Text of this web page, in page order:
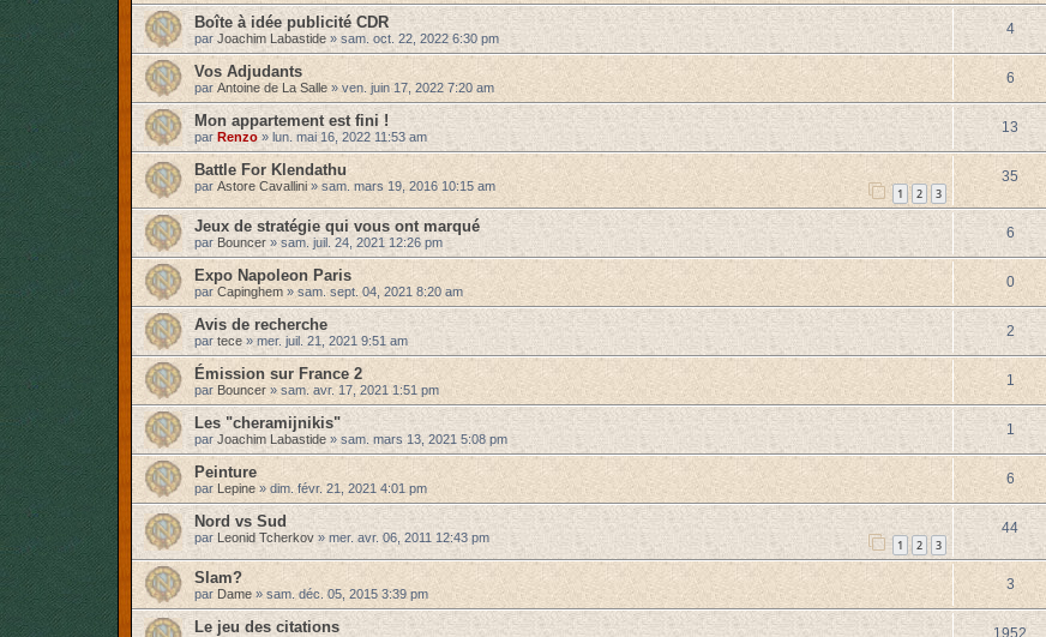
Boîte à idée publicité CDR
par Joachim Labastide » sam. oct. 22, 2022 6:30 pm
4
Vos Adjudants
par Antoine de La Salle» ven. juin 17, 2022 7:20 am
6
Mon appartement est fini !
par Renzo » lun. mai 16, 2022 11:53 am
13
Battle For Klendathu
par Astore Cavallini» sam. mars 19, 2016 10:15 am 1 2 3
35
Jeux de stratégie qui vous ont marqué
par Bouncer » sam. juil. 24, 2021 12:26 pm
6
Expo Napoleon Paris
par Capinghem »sam. sept. 04, 2021 8:20 am
0
Avis de recherche
par tece »mer. juil. 21, 2021 9:51 am
2
Émission sur France 2
par Bouncer » sam. avr. 17, 2021 1:51 pm
1
Les "cheramijnikis"
par Joachim Labastide » sam. mars 13, 2021 5:08 pm
1
Peinture
par Lepine » dim. févr. 21, 2021 4:01 pm
6
Nord vs Sud
par Leonid Tcherkov » mer. avr. 06, 2011 12:43 pm 1 2 3
44
Slam?
par Dame »sam. déc. 05, 2015 3:39 pm
3
Le jeu des citations 1952